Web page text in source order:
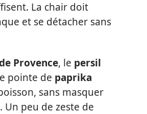
La chair doit
et se détacher sans
Provence, le persil
pointe de paprika
sans masquer
Un peu de zeste de